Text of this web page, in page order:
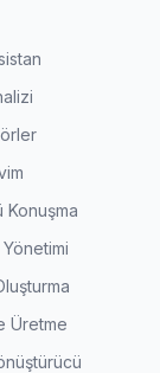
Konuşma
Üretme